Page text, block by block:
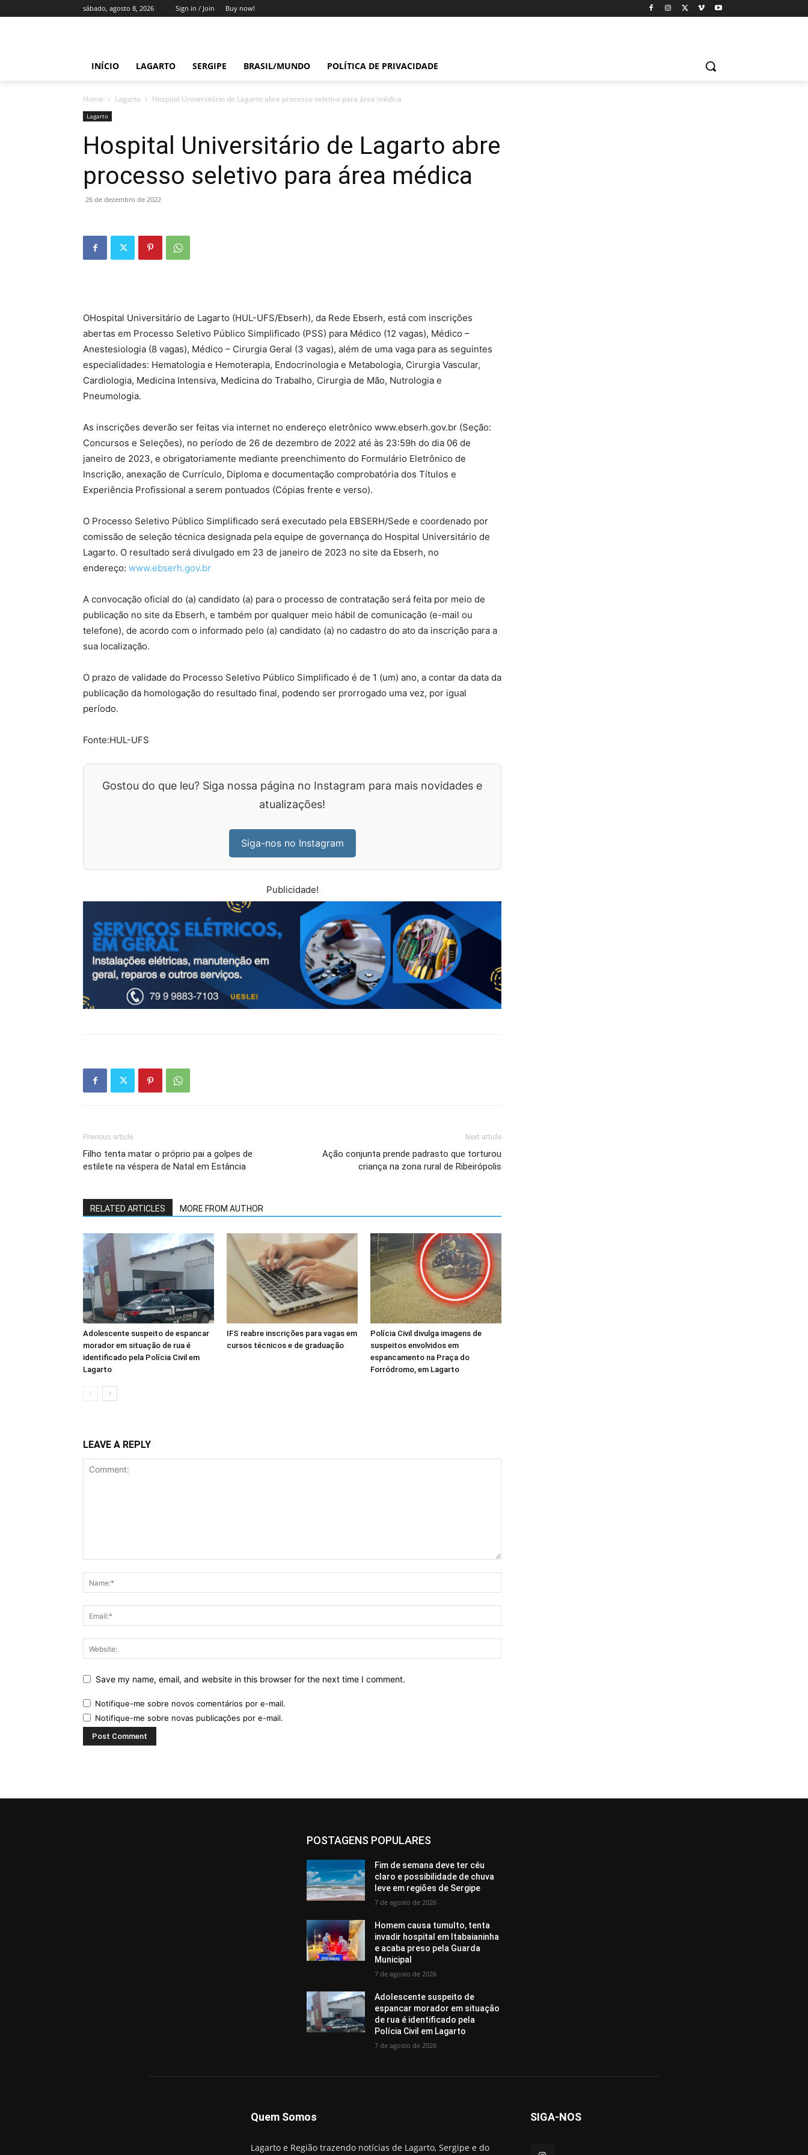
sábado, agosto 8, 2026 Sign in / Join Buy now!
INÍCIO LAGARTO SERGIPE BRASIL/MUNDO POLÍTICA DE PRIVACIDADE
Home Lagarto Hospital Universitário de Lagarto abre processo seletivo para área médica
Lagarto
Hospital Universitário de Lagarto abre
processo seletivo para área médica
26 de dezembro de 2022
OHospital Universitário de Lagarto (HUL-UFS/Ebserh), da Rede Ebserh, está com inscrições
abertas em Processo Seletivo Público Simplificado (PSS) para Médico (12 vagas), Médico –
Anestesiologia (8 vagas), Médico – Cirurgia Geral (3 vagas), além de uma vaga para as seguintes
especialidades: Hematologia e Hemoterapia, Endocrinologia e Metabologia, Cirurgia Vascular,
Cardiologia, Medicina Intensiva, Medicina do Trabalho, Cirurgia de Mão, Nutrologia e
Pneumologia.
As inscrições deverão ser feitas via internet no endereço eletrônico www.ebserh.gov.br (Seção:
Concursos e Seleções), no período de 26 de dezembro de 2022 até às 23:59h do dia 06 de
janeiro de 2023, e obrigatoriamente mediante preenchimento do Formulário Eletrônico de
Inscrição, anexação de Currículo, Diploma e documentação comprobatória dos Títulos e
Experiência Profissional a serem pontuados (Cópias frente e verso).
O Processo Seletivo Público Simplificado será executado pela EBSERH/Sede e coordenado por
comissão de seleção técnica designada pela equipe de governança do Hospital Universitário de
Lagarto. O resultado será divulgado em 23 de janeiro de 2023 no site da Ebserh, no
endereço: www.ebserh.gov.br
A convocação oficial do (a) candidato (a) para o processo de contratação será feita por meio de
publicação no site da Ebserh, e também por qualquer meio hábil de comunicação (e-mail ou
telefone), de acordo com o informado pelo (a) candidato (a) no cadastro do ato da inscrição para a
sua localização.
O prazo de validade do Processo Seletivo Público Simplificado é de 1 (um) ano, a contar da data da
publicação da homologação do resultado final, podendo ser prorrogado uma vez, por igual
período.
Fonte:HUL-UFS
Gostou do que leu? Siga nossa página no Instagram para mais novidades e
atualizações!
Siga-nos no Instagram
Publicidade!
Previous article
Filho tenta matar o próprio pai a golpes de
estilete na véspera de Natal em Estância
Next article
Ação conjunta prende padrasto que torturou
criança na zona rural de Ribeirópolis
RELATED ARTICLES MORE FROM AUTHOR
Adolescente suspeito de espancar
morador em situação de rua é
identificado pela Polícia Civil em
Lagarto
IFS reabre inscrições para vagas em
cursos técnicos e de graduação
Polícia Civil divulga imagens de
suspeitos envolvidos em
espancamento na Praça do
Forródromo, em Lagarto
LEAVE A REPLY
Save my name, email, and website in this browser for the next time I comment.
Notifique-me sobre novos comentários por e-mail.
Notifique-me sobre novas publicações por e-mail.
POSTAGENS POPULARES
Fim de semana deve ter céu
claro e possibilidade de chuva
leve em regiões de Sergipe
7 de agosto de 2026
Homem causa tumulto, tenta
invadir hospital em Itabaianinha
e acaba preso pela Guarda
Municipal
7 de agosto de 2026
Adolescente suspeito de
espancar morador em situação
de rua é identificado pela
Polícia Civil em Lagarto
7 de agosto de 2026
Quem Somos
Lagarto e Região trazendo notícias de Lagarto, Sergipe e do
SIGA-NOS